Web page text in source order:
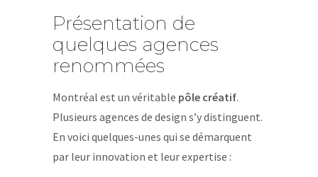
Présentation de
quelques agences
renommées
Montréal est un véritable pôle créatif.
Plusieurs agences de design s’y distinguent.
En voici quelques-unes qui se démarquent
par leur innovation et leur expertise :